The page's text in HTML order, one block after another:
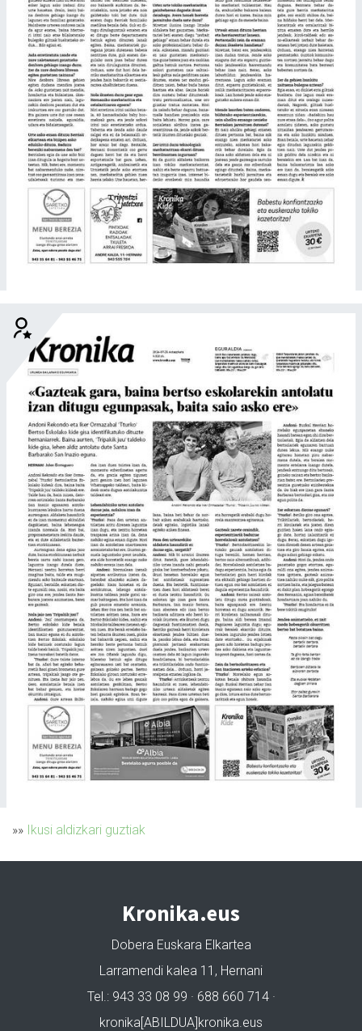
»» Ikusi aldizkari guztiak
Kronika.eus
Dobera Euskara Elkartea
Larramendi kalea 11, Hernani
Tel.: 943 33 08 99 · 688 660 714 ·
kronika[ABILDUA]kronika.eus